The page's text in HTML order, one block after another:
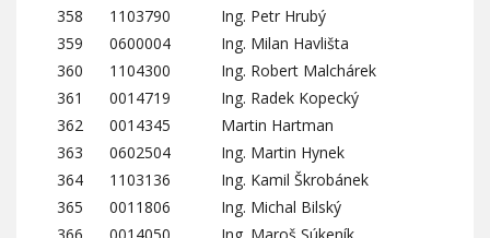
358
1103790
Ing. Petr Hrubý
359
0600004
Ing. Milan Havlišta
360
1104300
Ing. Robert Malchárek
361
0014719
Ing. Radek Kopecký
362
0014345
Martin Hartman
363
0602504
Ing. Martin Hynek
364
1103136
Ing. Kamil Škrobánek
365
0011806
Ing. Michal Bilský